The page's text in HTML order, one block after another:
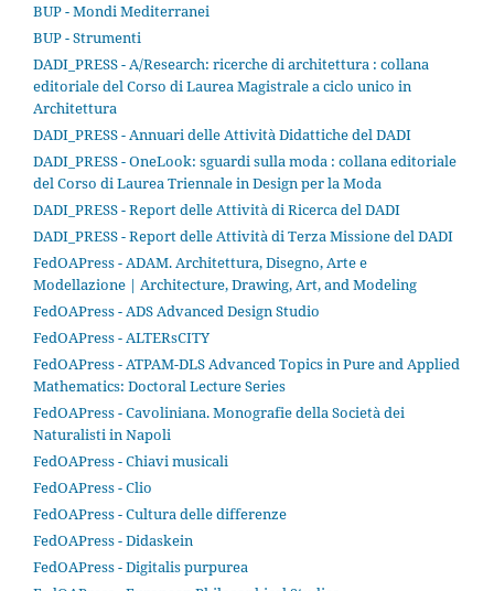
BUP - Mondi Mediterranei
BUP - Strumenti
DADI_PRESS - A/Research: ricerche di architettura : collana
editoriale del Corso di Laurea Magistrale a ciclo unico in
Architettura
DADI_PRESS - Annuari delle Attività Didattiche del DADI
DADI_PRESS - OneLook: sguardi sulla moda : collana editoriale
del Corso di Laurea Triennale in Design per la Moda
DADI_PRESS - Report delle Attività di Ricerca del DADI
DADI_PRESS - Report delle Attività di Terza Missione del DADI
FedOAPress - ADAM. Architettura, Disegno, Arte e
Modellazione | Architecture, Drawing, Art, and Modeling
FedOAPress - ADS Advanced Design Studio
FedOAPress - ALTERsCITY
FedOAPress - ATPAM-DLS Advanced Topics in Pure and Applied
Mathematics: Doctoral Lecture Series
FedOAPress - Cavoliniana. Monografie della Società dei
Naturalisti in Napoli
FedOAPress - Chiavi musicali
FedOAPress - Clio
FedOAPress - Cultura delle differenze
FedOAPress - Didaskein
FedOAPress - Digitalis purpurea